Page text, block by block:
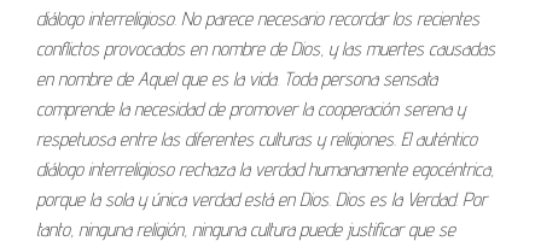
diálogo interreligioso. No parece necesario recordar los recientes
conflictos provocados en nombre de Dios, y las muertes causadas
en nombre de Aquel que es la vida. Toda persona sensata
comprende la necesidad de promover la cooperación serena y
respetuosa entre las diferentes culturas y religiones. El auténtico
diálogo interreligioso rechaza la verdad humanamente egocéntrica,
porque la sola y única verdad está en Dios. Dios es la Verdad. Por
tanto, ninguna religión, ninguna cultura puede justificar que se